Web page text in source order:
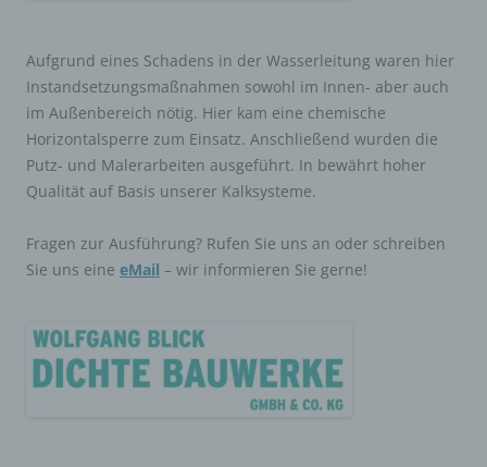
Aufgrund eines Schadens in der Wasserleitung waren hier
Instandsetzungsmaßnahmen sowohl im Innen- aber auch
im Außenbereich nötig. Hier kam eine chemische
Horizontalsperre zum Einsatz. Anschließend wurden die
Putz- und Malerarbeiten ausgeführt. In bewährt hoher
Qualität auf Basis unserer Kalksysteme.
Fragen zur Ausführung? Rufen Sie uns an oder schreiben
Sie uns eine eMail – wir informieren Sie gerne!